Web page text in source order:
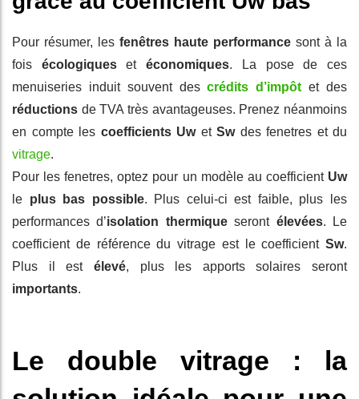
Pour résumer, les fenêtres haute performance sont à la
fois écologiquesetéconomiques. La pose de ces
menuiseries induit souvent descrédits d’impôt et des
réductions de TVA très avantageuses. Prenez néanmoins
en compte les coefficients Uwet Sw des fenetres et du
vitrage.
Pour les fenetres, optez pour un modèle au coefficient Uw
le plus bas possible. Plus celui-ci est faible, plus les
performances d’isolation thermiqueseront élevées. Le
coefficient de référence du vitrage est le coefficient Sw.
Plus il est élevé, plus les apports solaires seront
importants.
Le double vitrage : la